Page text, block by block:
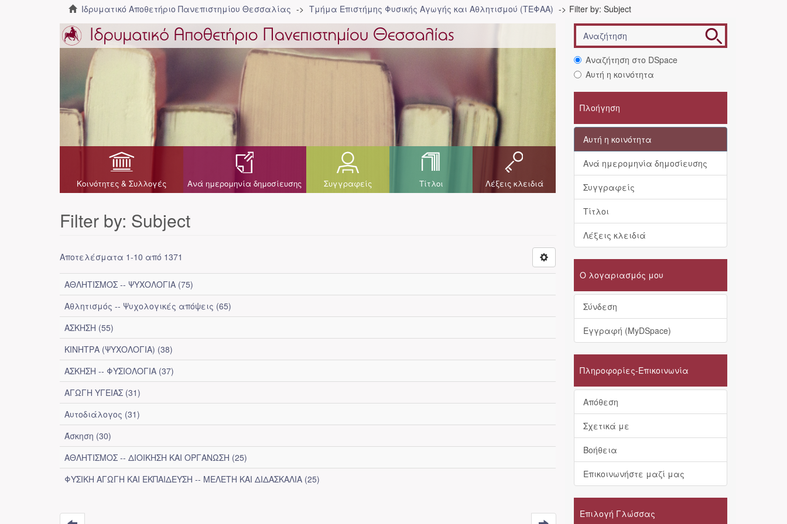
Ιδρυματικό Αποθετήριο Πανεπιστημίου Θεσσαλίας Τμήμα Επιστήμης Φυσικής Αγωγής και Αθλητισμού (ΤΕΦΑΑ) Filter by: Subject
Κοινότητες & Συλλογές Ανά ημερομηνία δημοσίευσης Συγγραφείς Τίτλοι Λέξεις κλειδιά
Filter by: Subject
Αποτελέσματα 1-10 από 1371
ΑΘΛΗΤΙΣΜΟΣ -- ΨΥΧΟΛΟΓΙΑ (75)
Αθλητισμός -- Ψυχολογικές απόψεις (65)
ΑΣΚΗΣΗ (55)
ΚΙΝΗΤΡΑ (ΨΥΧΟΛΟΓΙΑ) (38)
ΑΣΚΗΣΗ -- ΦΥΣΙΟΛΟΓΙΑ (37)
ΑΓΩΓΗ ΥΓΕΙΑΣ (31)
Αυτοδιάλογος (31)
Άσκηση (30)
ΑΘΛΗΤΙΣΜΟΣ -- ΔΙΟΙΚΗΣΗ ΚΑΙ ΟΡΓΑΝΩΣΗ (25)
ΦΥΣΙΚΗ ΑΓΩΓΗ ΚΑΙ ΕΚΠΑΙΔΕΥΣΗ -- ΜΕΛΕΤΗ ΚΑΙ ΔΙΔΑΣΚΑΛΙΑ (25)
Αναζήτηση στο DSpace
Αυτή η κοινότητα
Πλοήγηση
Αυτή η κοινότητα
Ανά ημερομηνία δημοσίευσης
Συγγραφείς
Τίτλοι
Λέξεις κλειδιά
Ο λογαριασμός μου
Σύνδεση
Εγγραφή (MyDSpace)
Πληροφορίες-Επικοινωνία
Απόθεση
Σχετικά με
Βοήθεια
Επικοινωνήστε μαζί μας
Επιλογή Γλώσσας